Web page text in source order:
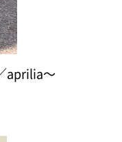
aprilia～